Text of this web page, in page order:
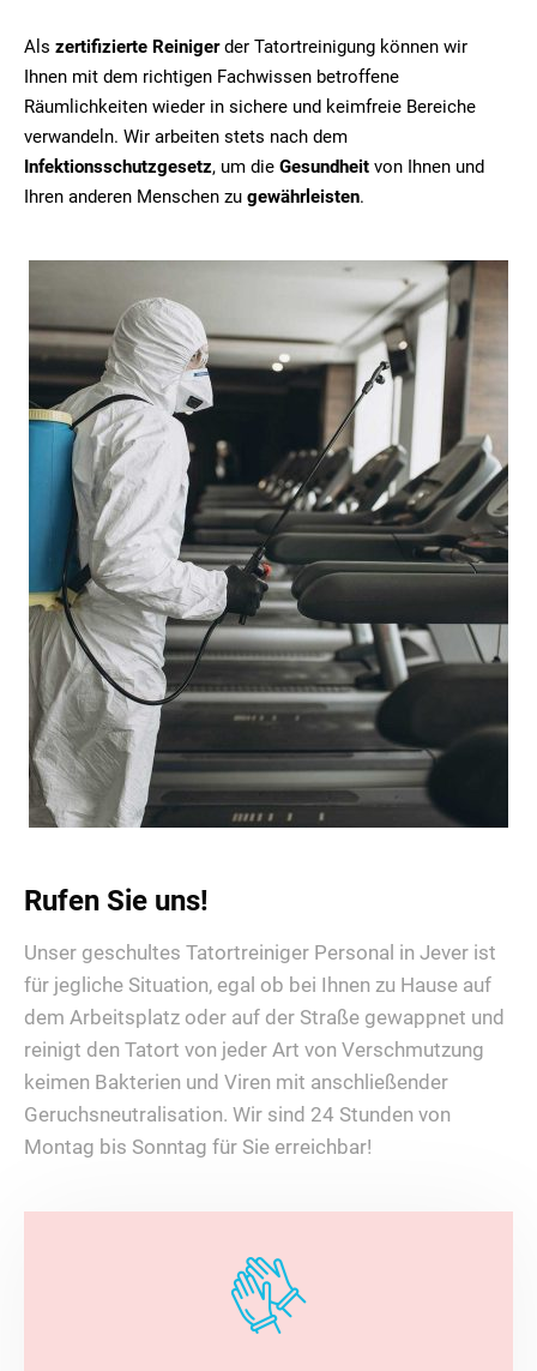
Als zertifizierte Reinigerder Tatortreinigung können wir
Ihnen mit dem richtigen Fachwissen betroffene
Räumlichkeiten wieder in sichere und keimfreie Bereiche
verwandeln. Wir arbeiten stets nach dem
Infektionsschutzgesetz, um die Gesundheit von Ihnen und
Ihren anderen Menschen zu gewährleisten.
Rufen Sie uns!
Unser geschultes Tatortreiniger Personal in Jever ist
für jegliche Situation, egal ob bei Ihnen zu Hause auf
dem Arbeitsplatz oder auf der Straße gewappnet und
reinigt den Tatort von jeder Art von Verschmutzung
keimen Bakterien und Viren mit anschließender
Geruchsneutralisation. Wir sind 24 Stunden von
Montag bis Sonntag für Sie erreichbar!